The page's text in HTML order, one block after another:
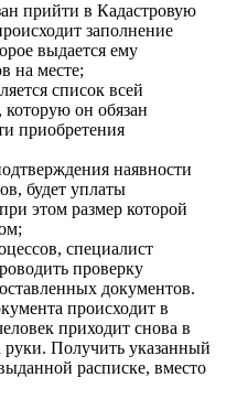
прийти в Кадастровую
заполнение
выдается ему
на месте;
список всей
он обязан
приобретения
наявности
будет уплаты
этом размер которой
специалист
проверку
документов.
происходит в
приходит снова в
руки. Получить указанный
расписке, вместо